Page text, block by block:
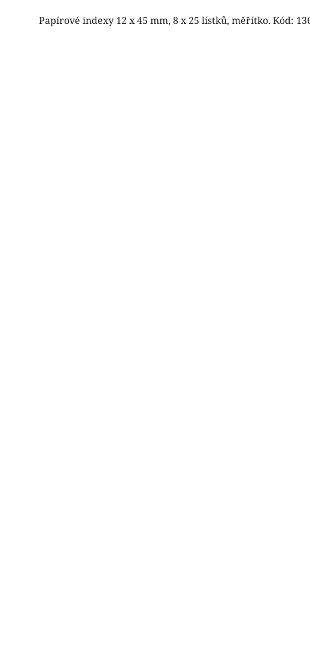
Papírové indexy 12 x 45 mm, 8 x 25 lístků, měřítko. Kód: